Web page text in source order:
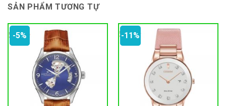
SẢN PHẨM TƯƠNG TỰ
-5% -11%